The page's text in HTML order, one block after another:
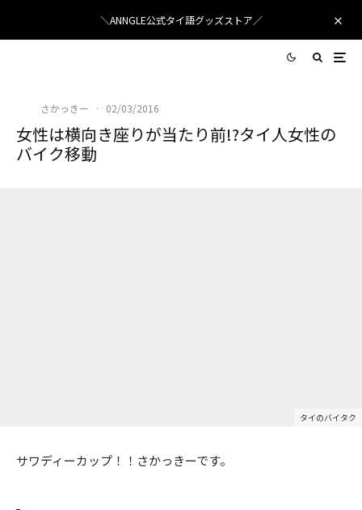
＼ANNGLE公式タイ語グッズストア／
さかっきー · 02/03/2016
女性は横向き座りが当たり前!?タイ人女性の
バイク移動
タイのバイタク
サワディーカップ！！さかっきーです。